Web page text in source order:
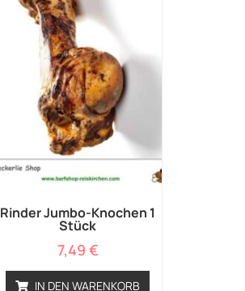
Rinder Jumbo-Knochen 1
Stück
7,49 €
IN DEN WARENKORB